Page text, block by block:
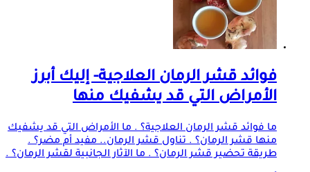
فوائد قشر الرمان العلاجية- إليك أبرز
الأمراض التي قد يشفيك منها
ما فوائد قشر الرمان العلاجية؟ . ما الأمراض التي قد يشفيك
منها قشر الرمان؟ . تناول قشر الرمان.. مفيد أم مضر؟ .
طريقة تحضير قشر الرمان؟ . ما الآثار الجانبية لقشر الرمان؟ .